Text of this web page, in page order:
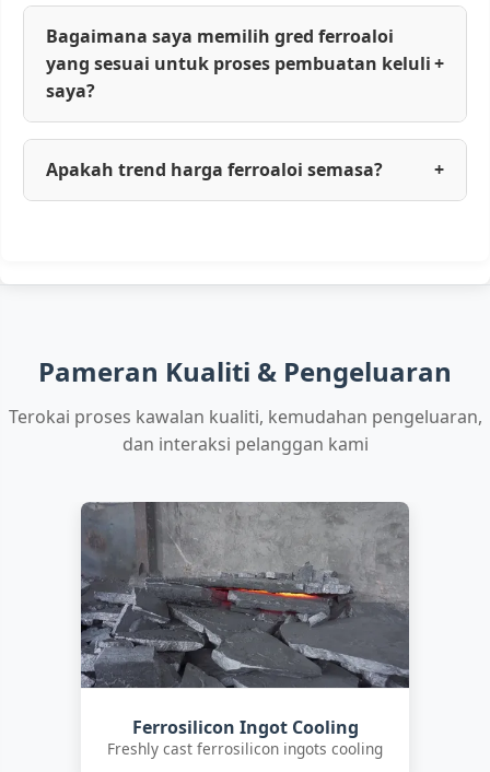
Bagaimana saya memilih gred ferroaloi
yang sesuai untuk proses pembuatan keluli
saya?
+
Apakah trend harga ferroaloi semasa? +
Pameran Kualiti & Pengeluaran
Terokai proses kawalan kualiti, kemudahan pengeluaran,
dan interaksi pelanggan kami
Customer Quality Check
International clients inspecting FeSi
inoculant